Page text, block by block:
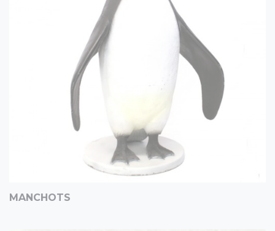
MANCHOTS